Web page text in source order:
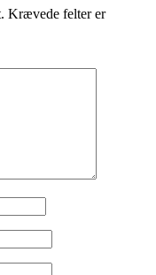
Krævede felter er